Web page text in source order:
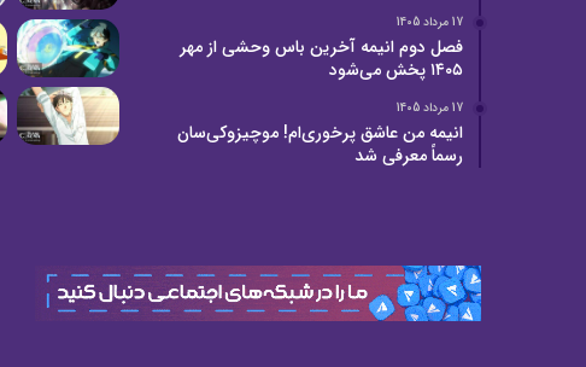
17 مرداد 1405
فصل دوم انیمه آخرین باس وحشی از مهر
۱۴۰۵ پخش می‌شود
17 مرداد 1405
انیمه من عاشق پرخوری‌ام! موچیزوکی‌سان
رسماً معرفی شد